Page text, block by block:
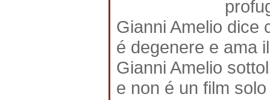
Gianni Amelio dice
é degenere e ama
Gianni Amelio
e non é un film